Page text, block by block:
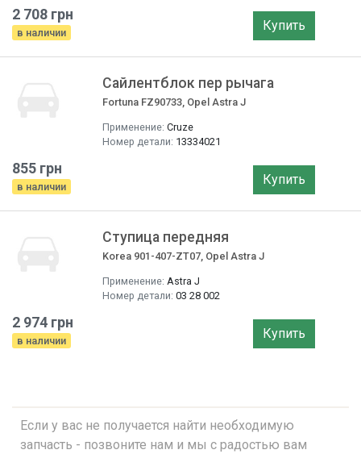
2 708 грн
в наличии Купить
Сайлентблок пер рычага
Fortuna FZ90733, Opel Astra J
Применение: Cruze
Номер детали: 13334021
855 грн
в наличии Купить
Ступица передняя
Korea 901-407-ZT07, Opel Astra J
Применение: Astra J
Номер детали: 03 28 002
2 974 грн
в наличии Купить
Если у вас не получается найти необходимую
запчасть - позвоните нам и мы с радостью вам